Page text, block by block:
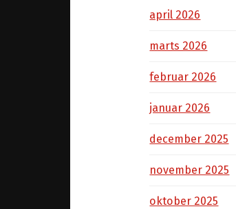
april 2026
marts 2026
februar 2026
januar 2026
december 2025
november 2025
oktober 2025